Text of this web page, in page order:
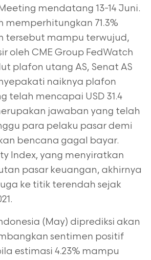
mendatang 13-14 Juni.
memperhitungkan 71.3%
tersebut mampu terwujud,
oleh CME Group FedWatch
plafon utang AS, Senat AS
naiknya plafon
telah mencapai USD 31.4
jawaban yang telah
para pelaku pasar demi
bencana gagal bayar.
Index, yang menyiratkan
pasar keuangan, akhirnya
ke titik terendah sejak
(May) diprediksi akan
sentimen positif
estimasi 4.23% mampu